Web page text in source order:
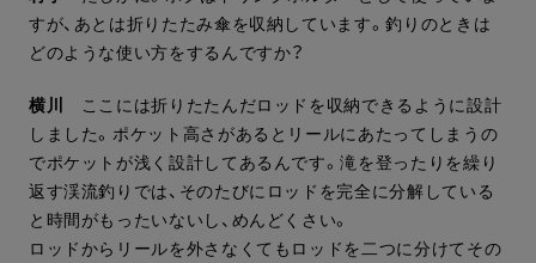
すが、あとは折りたたみ傘を収納しています。釣りのときは
どのような使い方をするんですか？
横川 ここには折りたたんだロッドを収納できるように設計
しました。ポケット高さがあるとリールにあたってしまうの
でポケットが浅く設計してあるんです。滝を登ったりを繰り
返す渓流釣りでは、そのたびにロッドを完全に分解している
と時間がもったいないし、めんどくさい。
ロッドからリールを外さなくてもロッドを二つに分けてその